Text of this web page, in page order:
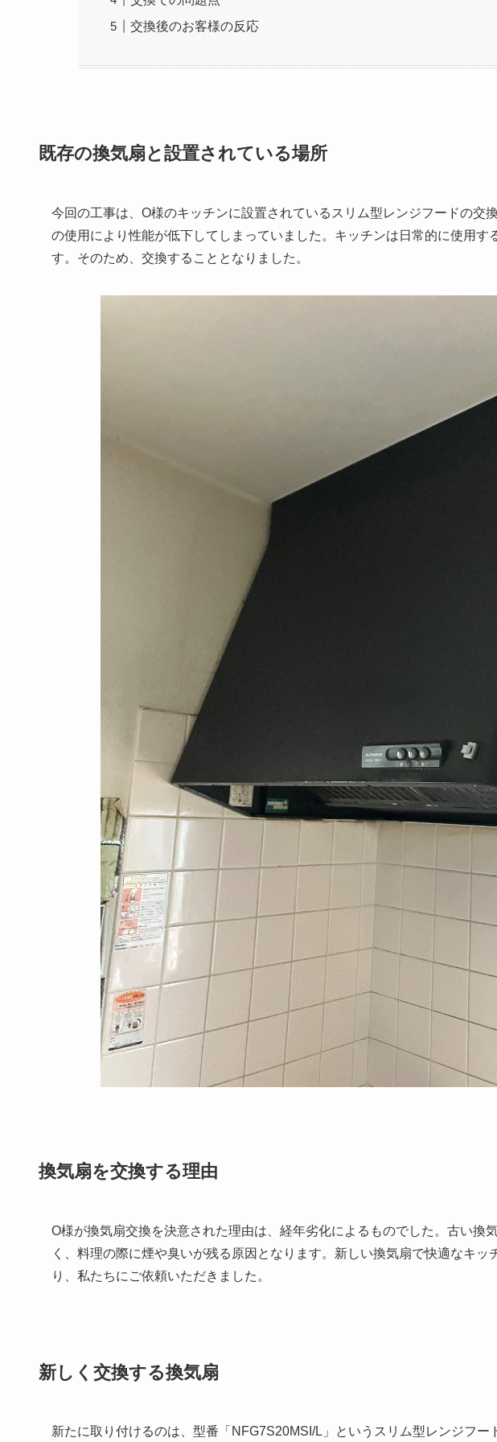
交換後のお客様の反応
既存の換気扇と設置されている場所
今回の工事は、O様のキッチンに設置されているスリム型レンジフードの交
の使用により性能が低下してしまっていました。キッチンは日常的に使用す
す。そのため、交換することとなりました。
換気扇を交換する理由
O様が換気扇交換を決意された理由は、経年劣化によるものでした。古い換
く、料理の際に煙や臭いが残る原因となります。新しい換気扇で快適なキ
り、私たちにご依頼いただきました。
新しく交換する換気扇
新たに取り付けるのは、型番「NFG7S20MSI/L」というスリム型レンジフ